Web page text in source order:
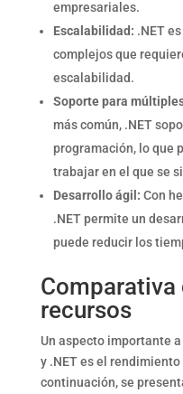
empresariales.
Escalabilidad: .NET
complejos que
escalabilidad.
Soporte para
más común, .NET
programación, lo que
trabajar en el que se
Desarrollo ágil: Con
.NET permite un
puede reducir los
recursos
Un aspecto importante
y .NET es el
continuación, se